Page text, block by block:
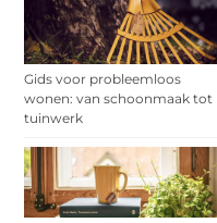
Gids voor probleemloos
wonen: van schoonmaak tot
tuinwerk